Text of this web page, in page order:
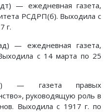
— ежедневная газета,
РСДРП(б). Выходила с
г.
— ежедневная газета,
с 14 марта по 25
— газета правых
руководящую роль в
Выходила с 1917 г. по